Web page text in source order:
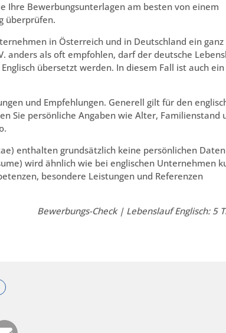
Ihre Bewerbungsunterlagen am besten von einem
überprüfen.
in Österreich und in Deutschland ein ganz
anders als oft empfohlen, darf der deutsche
übersetzt werden. In diesem Fall ist auch ein
und Empfehlungen. Generell gilt für den
Sie persönliche Angaben wie Alter, Familienstand
enthalten grundsätzlich keine persönlichen Daten
wird ähnlich wie bei englischen Unternehmen
besondere Leistungen und Referenzen
Bewerbungs-Check | Lebenslauf Englisch: 5